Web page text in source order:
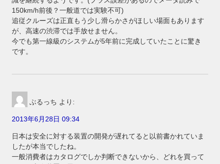
150km/h前後？一般道では実験不可)
追従クルーズは正直もう少し滑らかさがほしい場面もあります
が、高速の渋滞では手放せません。
今でも第一線級のシステムが5年前に完成していたことに驚き
です。
ぶるっち より:
2013年6月28日 09:34
日本は安全に対する装置の開発が遅れてると以前書かれていま
したが本当でしたね。
一般消費者はカタログでしか判断できないから、どれを買って